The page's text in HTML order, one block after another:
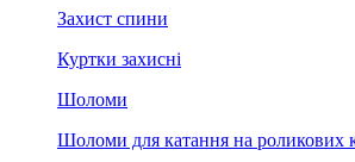
Захист спини
Куртки захисні
Шоломи
Шоломи для катання на роликових